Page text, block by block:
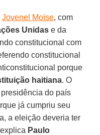
Jovenel Moïse, com
Unidas e da
constitucional com
constitucional
porque
haitiana. O
do país
já cumpriu seu
a eleição deveria ter
Paulo